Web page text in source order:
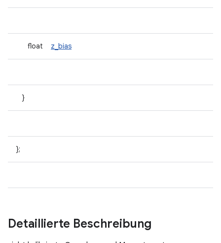
float z_bias
}
};
Detaillierte Beschreibung